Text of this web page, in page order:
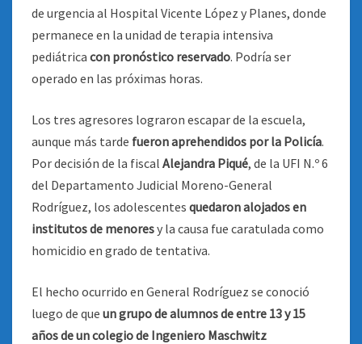
de urgencia al Hospital Vicente López y Planes, donde
permanece en la unidad de terapia intensiva
pediátrica con pronóstico reservado. Podría ser
operado en las próximas horas.
Los tres agresores lograron escapar de la escuela,
aunque más tarde fueron aprehendidos por la Policía.
Por decisión de la fiscal Alejandra Piqué, de la UFI N.º 6
del Departamento Judicial Moreno-General
Rodríguez, los adolescentes quedaron alojados en
institutos de menoresy la causa fue caratulada como
homicidio en grado de tentativa.
El hecho ocurrido en General Rodríguez se conoció
luego de que un grupo de alumnos de entre 13 y 15
años de un colegio de Ingeniero Maschwitz